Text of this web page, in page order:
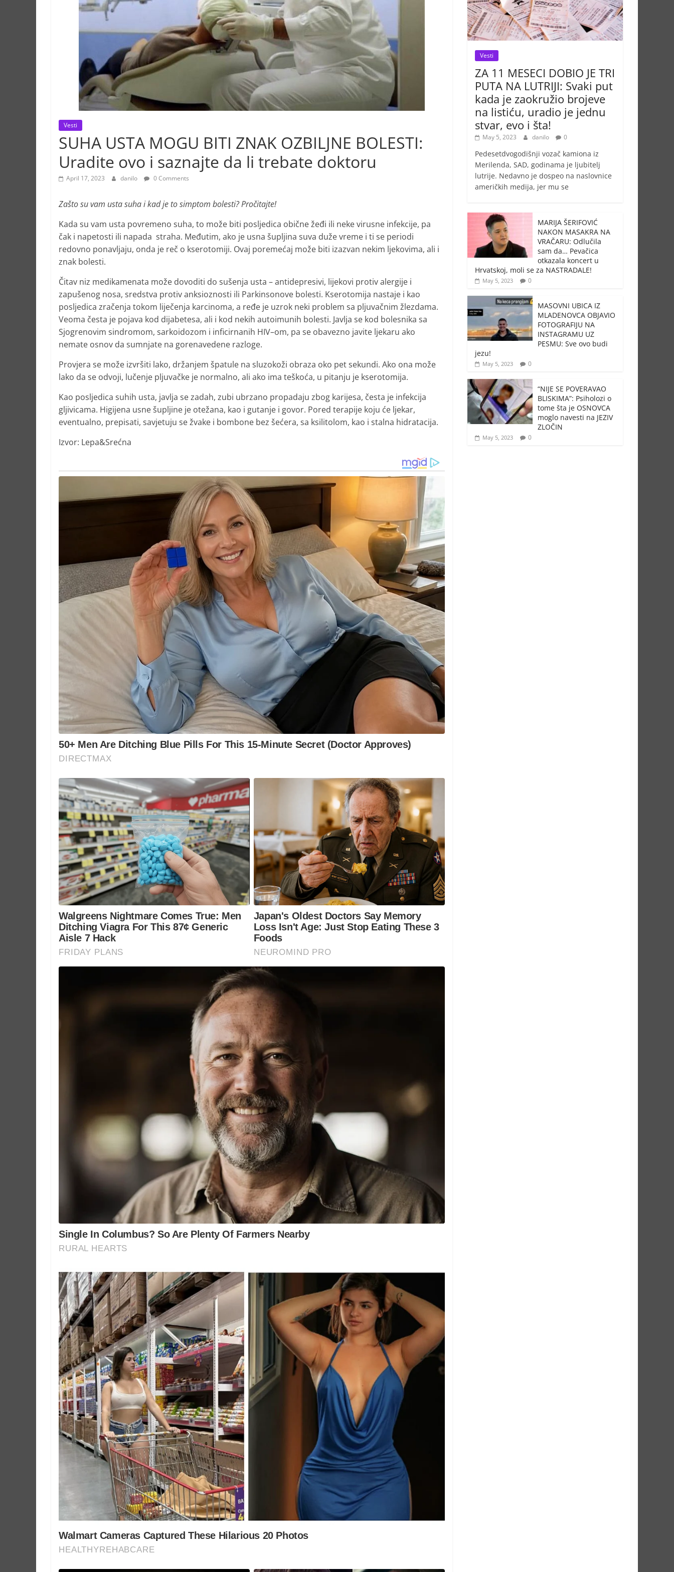
Vesti
SUHA USTA MOGU BITI ZNAK OZBILJNE BOLESTI:
Uradite ovo i saznajte da li trebate doktoru
April 17, 2023 danilo 0 Comments
Zašto su vam usta suha i kad je to simptom bolesti? Pročitajte!
Kada su vam usta povremeno suha, to može biti posljedica obične žeđi ili neke virusne infekcije, pa
čak i napetosti ili napada straha. Međutim, ako je usna šupljina suva duže vreme i ti se periodi
redovno ponavljaju, onda je reč o kserotomiji. Ovaj poremećaj može biti izazvan nekim ljekovima, ali i
znak bolesti.
Čitav niz medikamenata može dovoditi do sušenja usta – antidepresivi, lijekovi protiv alergije i
zapušenog nosa, sredstva protiv anksioznosti ili Parkinsonove bolesti. Kserotomija nastaje i kao
posljedica zračenja tokom liječenja karcinoma, a ređe je uzrok neki problem sa pljuvačnim žlezdama.
Veoma česta je pojava kod dijabetesa, ali i kod nekih autoimunih bolesti. Javlja se kod bolesnika sa
Sjogrenovim sindromom, sarkoidozom i inficirnanih HIV–om, pa se obavezno javite ljekaru ako
nemate osnov da sumnjate na gorenavedene razloge.
Provjera se može izvršiti lako, držanjem špatule na sluzokoži obraza oko pet sekundi. Ako ona može
lako da se odvoji, lučenje pljuvačke je normalno, ali ako ima teškoća, u pitanju je kserotomija.
Kao posljedica suhih usta, javlja se zadah, zubi ubrzano propadaju zbog karijesa, česta je infekcija
gljivicama. Higijena usne šupljine je otežana, kao i gutanje i govor. Pored terapije koju će ljekar,
eventualno, prepisati, savjetuju se žvake i bombone bez šećera, sa ksilitolom, kao i stalna hidratacija.
Izvor: Lepa&Srećna
Vesti
ZA 11 MESECI DOBIO JE TRI
PUTA NA LUTRIJI: Svaki put
kada je zaokružio brojeve
na listiću, uradio je jednu
stvar, evo i šta!
May 5, 2023 danilo 0
Pedesetdvogodišnji vozač kamiona iz
Merilenda, SAD, godinama je ljubitelj
lutrije. Nedavno je dospeo na naslovnice
američkih medija, jer mu se
MARIJA ŠERIFOVIĆ
NAKON MASAKRA NA
VRAČARU: Odlučila
sam da… Pevačica
otkazala koncert u
Hrvatskoj, moli se za NASTRADALE!
May 5, 2023 0
MASOVNI UBICA IZ
MLADENOVCA OBJAVIO
FOTOGRAFIJU NA
INSTAGRAMU UZ
PESMU: Sve ovo budi
jezu!
May 5, 2023 0
“NIJE SE POVERAVAO
BLISKIMA”: Psiholozi o
tome šta je OSNOVCA
moglo navesti na JEZIV
ZLOČIN
May 5, 2023 0